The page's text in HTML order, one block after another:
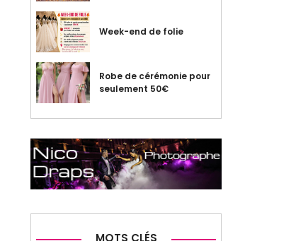
Week-end de folie
Robe de cérémonie pour
seulement 50€
MOTS CLÉS